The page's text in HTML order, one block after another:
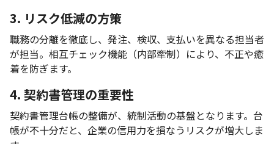
3. リスク低減の方策
職務の分離を徹底し、発注、検収、支払いを異なる担当者
が担当。相互チェック機能（内部牽制）により、不正や癒
着を防ぎます。
4. 契約書管理の重要性
契約書管理台帳の整備が、統制活動の基盤となります。台
帳が不十分だと、企業の信用力を損なうリスクが増大しま